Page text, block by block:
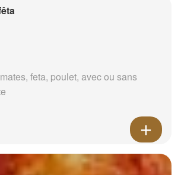
feta, poulet, avec ou sans